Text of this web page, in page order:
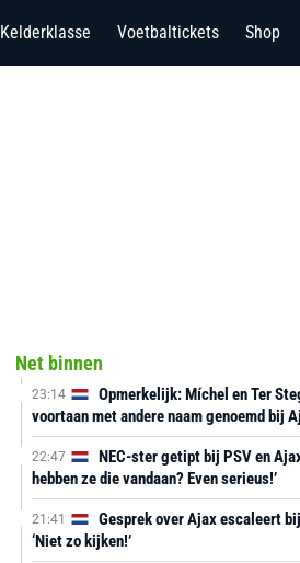
Kelderklasse Voetbaltickets Shop
Net binnen
23:14
Opmerkelijk: Míchel en Ter
voortaan met andere naam genoemd bij
22:47
NEC-ster getipt bij PSV en
hebben ze die vandaan? Even serieus!’
21:41
Gesprek over Ajax escaleert
‘Niet zo kijken!’